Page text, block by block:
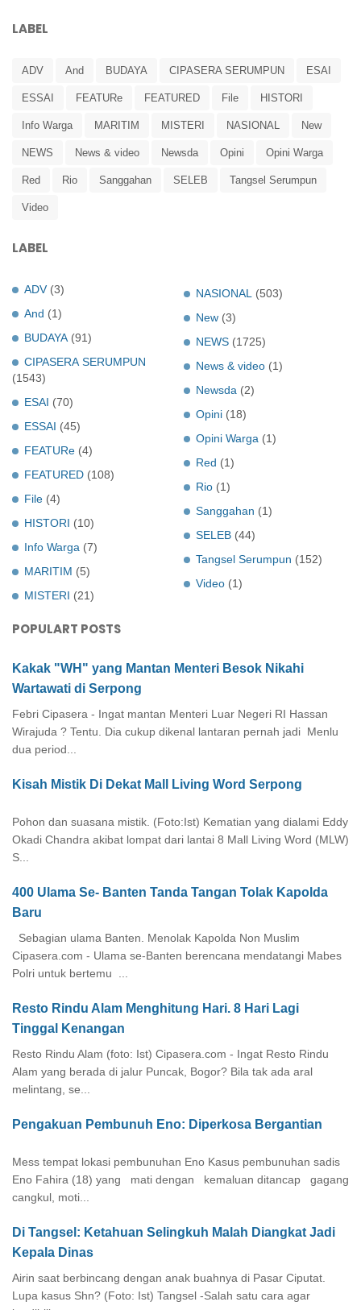
LABEL
ADV And BUDAYA CIPASERA SERUMPUN ESAI
ESSAI FEATURe FEATURED File HISTORI
Info Warga MARITIM MISTERI NASIONAL New
NEWS News & video Newsda Opini Opini Warga
Red Rio Sanggahan SELEB Tangsel Serumpun
Video
LABEL
ADV (3)
And (1)
BUDAYA (91)
CIPASERA SERUMPUN
(1543)
ESAI (70)
ESSAI (45)
FEATURe (4)
FEATURED (108)
File (4)
HISTORI (10)
Info Warga (7)
MARITIM (5)
MISTERI (21)
NASIONAL
(503)
New (3)
NEWS (1725)
News & video (1)
Newsda (2)
Opini (18)
Opini Warga (1)
Red (1)
Rio (1)
Sanggahan (1)
SELEB (44)
Tangsel Serumpun (152)
Video (1)
POPULART POSTS
Kakak "WH" yang Mantan Menteri Besok Nikahi
Wartawati di Serpong
Febri Cipasera - Ingat mantan Menteri Luar Negeri RI Hassan
Wirajuda ? Tentu. Dia cukup dikenal lantaran pernah jadi Menlu
dua period...
Kisah Mistik Di Dekat Mall Living Word Serpong
Pohon dan suasana mistik. (Foto:Ist) Kematian yang dialami Eddy
Okadi Chandra akibat lompat dari lantai 8 Mall Living Word (MLW)
S...
400 Ulama Se- Banten Tanda Tangan Tolak Kapolda
Baru
Sebagian ulama Banten. Menolak Kapolda Non Muslim
Cipasera.com - Ulama se-Banten berencana mendatangi Mabes
Polri untuk bertemu ...
Resto Rindu Alam Menghitung Hari. 8 Hari Lagi
Tinggal Kenangan
Resto Rindu Alam (foto: Ist) Cipasera.com - Ingat Resto Rindu
Alam yang berada di jalur Puncak, Bogor? Bila tak ada aral
melintang, se...
Pengakuan Pembunuh Eno: Diperkosa Bergantian
Mess tempat lokasi pembunuhan Eno Kasus pembunuhan sadis
Eno Fahira (18) yang mati dengan kemaluan ditancap gagang
cangkul, moti...
Di Tangsel: Ketahuan Selingkuh Malah Diangkat Jadi
Kepala Dinas
Airin saat berbincang dengan anak buahnya di Pasar Ciputat.
Lupa kasus Shn? (Foto: Ist) Tangsel -Salah satu cara agar